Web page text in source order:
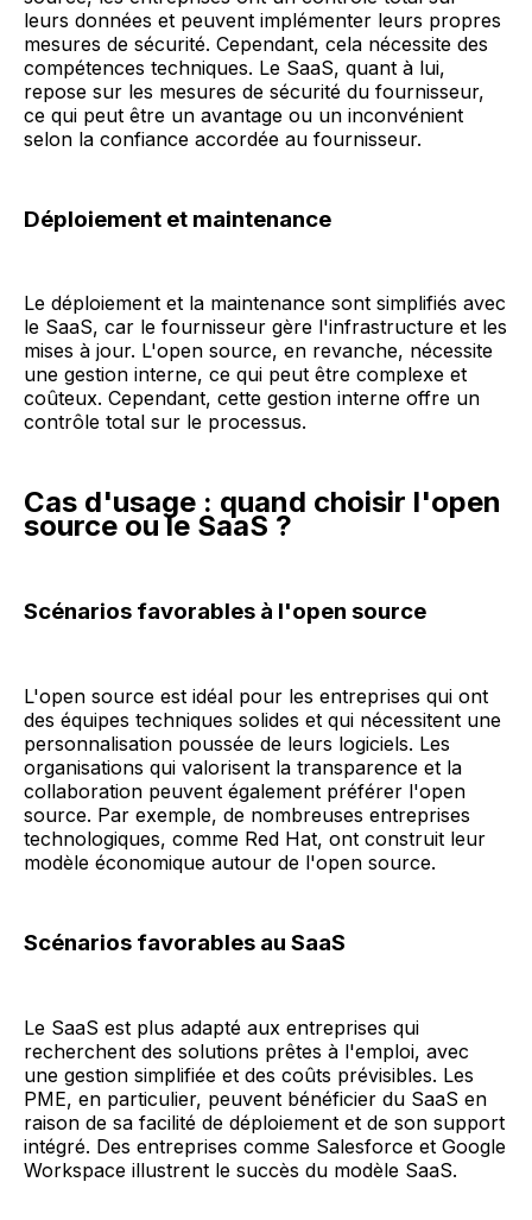
leurs données et peuvent implémenter leurs propres
mesures de sécurité. Cependant, cela nécessite des
compétences techniques. Le SaaS, quant à lui,
repose sur les mesures de sécurité du fournisseur,
ce qui peut être un avantage ou un inconvénient
selon la confiance accordée au fournisseur.
Déploiement et maintenance
Le déploiement et la maintenance sont simplifiés avec
le SaaS, car le fournisseur gère l'infrastructure et les
mises à jour. L'open source, en revanche, nécessite
une gestion interne, ce qui peut être complexe et
coûteux. Cependant, cette gestion interne offre un
contrôle total sur le processus.
Cas d'usage : quand choisir l'open
source ou le SaaS ?
Scénarios favorables à l'open source
L'open source est idéal pour les entreprises qui ont
des équipes techniques solides et qui nécessitent une
personnalisation poussée de leurs logiciels. Les
organisations qui valorisent la transparence et la
collaboration peuvent également préférer l'open
source. Par exemple, de nombreuses entreprises
technologiques, comme Red Hat, ont construit leur
modèle économique autour de l'open source.
Scénarios favorables au SaaS
Le SaaS est plus adapté aux entreprises qui
recherchent des solutions prêtes à l'emploi, avec
une gestion simplifiée et des coûts prévisibles. Les
PME, en particulier, peuvent bénéficier du SaaS en
raison de sa facilité de déploiement et de son support
intégré. Des entreprises comme Salesforce et Google
Workspace illustrent le succès du modèle SaaS.